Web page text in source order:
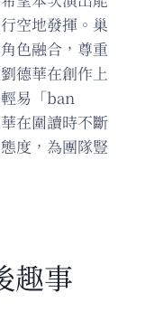
空地發揮。巢
色融合，尊重
德華在創作上
易「ban
在圍讀時不斷
度，為團隊豎
趣事